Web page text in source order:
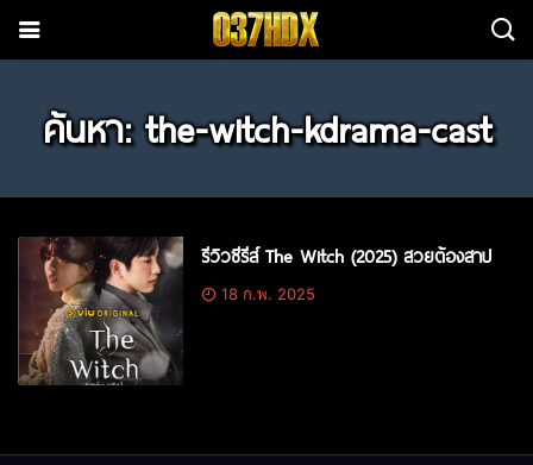
ค้นหา: the-witch-kdrama-cast
รีวิวซีรีส์ The Witch (2025) สวยต้องสาป
18 ก.พ. 2025